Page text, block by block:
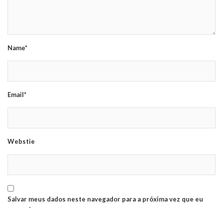
Name*
Email*
Webstie
Salvar meus dados neste navegador para a próxima vez que eu